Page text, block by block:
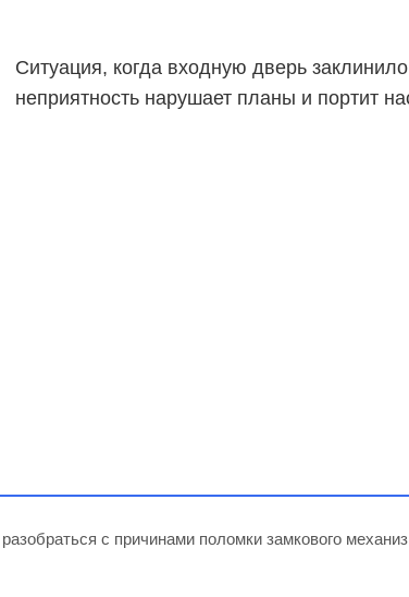
Ситуация, когда входную дверь
неприятность нарушает планы и портит
с причинами поломки замкового